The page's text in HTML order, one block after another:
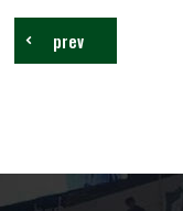
prev